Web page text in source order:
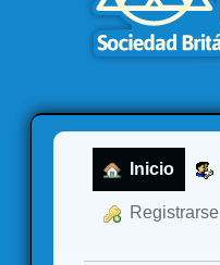
Inicio
Registrarse